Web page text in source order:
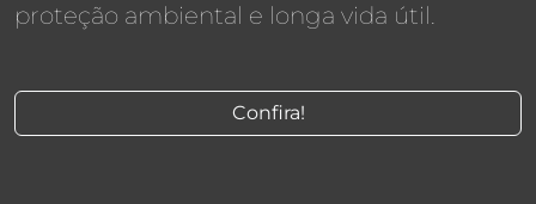
proteção ambiental e longa vida útil.
Confira!